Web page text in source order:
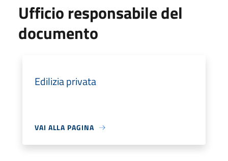
Ufficio responsabile del
documento
Edilizia privata
VAI ALLA PAGINA